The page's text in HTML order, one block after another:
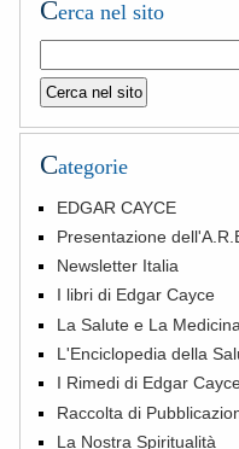
Cerca nel sito
Categorie
EDGAR CAYCE
Presentazione
Newsletter Italia
I libri di Edgar Cayce
La Salute e La
L'Enciclopedia della
I Rimedi di Edgar
Raccolta di
La Nostra Spiritualità